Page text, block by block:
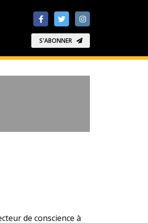
S'ABONNER
de conscience à